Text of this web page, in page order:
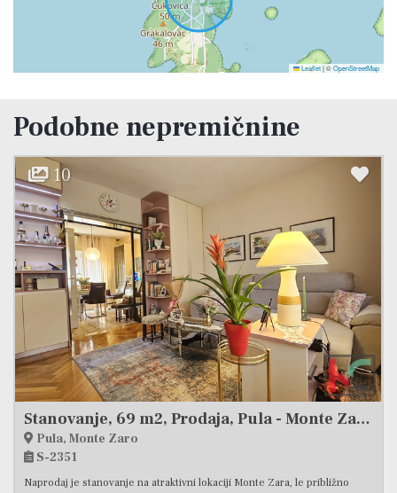
Leaflet|©OpenStreetMap
Podobne nepremičnine
10
Stanovanje, 78 m2, Prodaja, Ližnjan
Ližnjan
S-2354
Prodaja se stanovanje, ki se nahaja v prvem nadstropju manjše